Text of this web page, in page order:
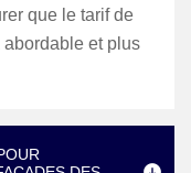
que le tarif de
et plus